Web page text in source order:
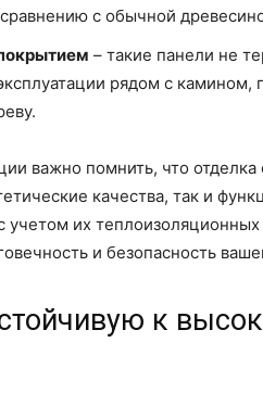
с обычной
– такие панели не
рядом с камином,
важно помнить, что отделка
качества, так и
их теплоизоляционных
и безопасность
к